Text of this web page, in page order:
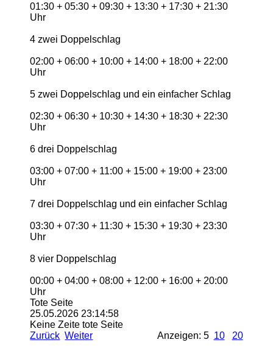
01:30 + 05:30 + 09:30 + 13:30 + 17:30 + 21:30
Uhr
4 zwei Doppelschlag
02:00 + 06:00 + 10:00 + 14:00 + 18:00 + 22:00
Uhr
5 zwei Doppelschlag und ein einfacher Schlag
02:30 + 06:30 + 10:30 + 14:30 + 18:30 + 22:30
Uhr
6 drei Doppelschlag
03:00 + 07:00 + 11:00 + 15:00 + 19:00 + 23:00
Uhr
7 drei Doppelschlag und ein einfacher Schlag
03:30 + 07:30 + 11:30 + 15:30 + 19:30 + 23:30
Uhr
8 vier Doppelschlag
00:00 + 04:00 + 08:00 + 12:00 + 16:00 + 20:00
Uhr
Tote Seite
25.05.2026 23:14:58
Keine Zeite tote Seite
Zurück Weiter Anzeigen: 5 10 20